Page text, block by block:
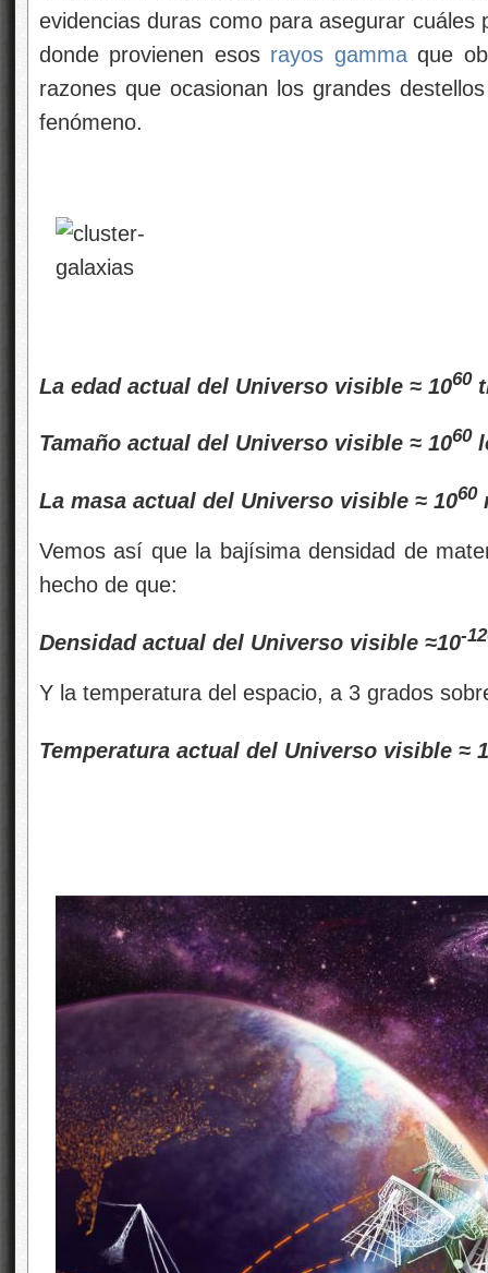
evidencias duras como para asegurar
donde provienen esos rayos gammaque
razones que ocasionan los grandes
fenómeno.
La edad actual del Universo visible ≈ 1060
Tamaño actual del Universo visible ≈ 1060
La masa actual del Universo visible ≈ 1060
Vemos así que la bajísima densidad de
hecho de que:
Densidad actual del Universo visible ≈10-
Y la temperatura del espacio, a 3 grados
Temperatura actual del Universo visible ≈